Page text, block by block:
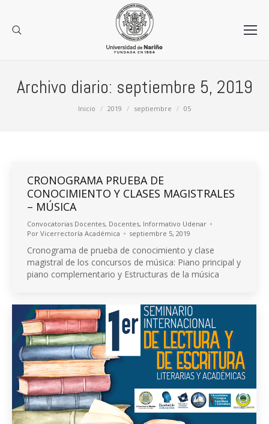
Archivo diario: septiembre 5, 2019
Inicio 2019 septiembre 05
CRONOGRAMA PRUEBA DE
CONOCIMIENTO Y CLASES MAGISTRALES
– MÚSICA
Convocatorias Docentes, Docentes, Informativo Udenar
Por Vicerrectoría Académica septiembre 5, 2019
Cronograma de prueba de conocimiento y clase
magistral de los concursos de música: Piano principal y
piano complementario y Estructuras de la música